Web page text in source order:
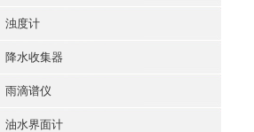
浊度计
降水收集器
雨滴谱仪
油水界面计